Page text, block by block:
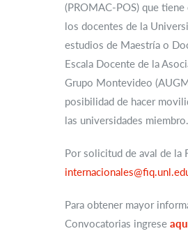
(PROMAC-POS) que
los docentes de la
estudios de Maestría o
Escala Docente de la
Grupo Montevideo
posibilidad de hacer
las universidades miembro.
Por solicitud de aval de la
Para obtener mayor
Convocatorias ingrese